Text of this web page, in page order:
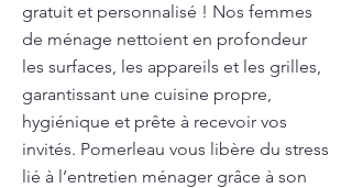
gratuit et personnalisé ! Nos femmes
de ménage nettoient en profondeur
les surfaces, les appareils et les grilles,
garantissant une cuisine propre,
hygiénique et prête à recevoir vos
invités. Pomerleau vous libère du stress
lié à l’entretien ménager grâce à son